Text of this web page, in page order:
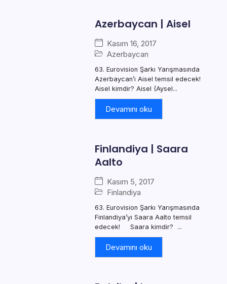
Azerbaycan | Aisel
Kasım 16, 2017
Azerbaycan
63. Eurovision Şarkı Yarışmasında
Azerbaycan’ı Aisel temsil edecek!
Aisel kimdir? Aisel (Aysel...
Devamını oku
Finlandiya | Saara
Aalto
Kasım 5, 2017
Finlandiya
63. Eurovision Şarkı Yarışmasında
Finlandiya’yı Saara Aalto temsil
edecek! Saara kimdir? ...
Devamını oku